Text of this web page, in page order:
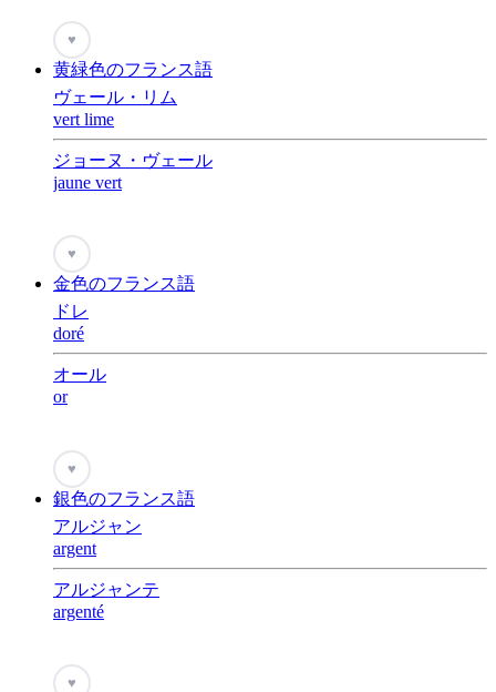
♥
黄緑色のフランス語
ヴェール・リム
vert lime
ジョーヌ・ヴェール
jaune vert
♥
金色のフランス語
ドレ
doré
オール
or
♥
銀色のフランス語
アルジャン
argent
アルジャンテ
argenté
♥